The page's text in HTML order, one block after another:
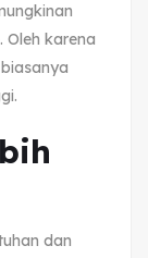
Oleh karena
dan